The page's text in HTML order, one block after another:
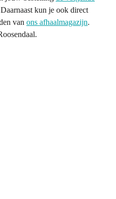
kun je ook direct
van ons afhaalmagazijn.